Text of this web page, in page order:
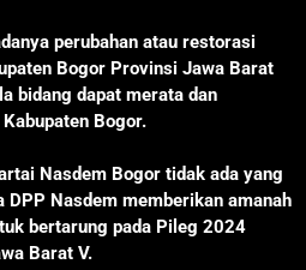
perubahan atau restorasi
Bogor Provinsi Jawa Barat
bidang dapat merata dan
Bogor.
Nasdem Bogor tidak ada yang
DPP Nasdem memberikan amanah
bertarung pada Pileg 2024
Barat V.